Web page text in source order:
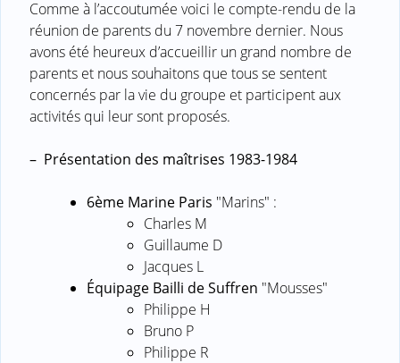
Comme à l’accoutumée voici le compte-rendu de la
réunion de parents du 7 novembre dernier. Nous
avons été heureux d’accueillir un grand nombre de
parents et nous souhaitons que tous se sentent
concernés par la vie du groupe et participent aux
activités qui leur sont proposés.
– Présentation des maîtrises 1983-1984
6ème Marine Paris "Marins" :
Charles M
Guillaume D
Jacques L
Équipage Bailli de Suffren "Mousses"
Philippe H
Bruno P
Philippe R